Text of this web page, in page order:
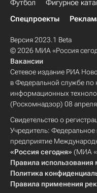
Футбол Фигурное
Спецпроекты
Версия 2023.1 Beta
© 2026 МИА «Россия
Вакансии
Сетевое издание РИА
в Федеральной службе по
информационных
(Роскомнадзор) 08
Свидетельство о
Учредитель: Федеральное
предприятие
«Россия сегодня» (МИА
Правила использования
Политика
Правила применения